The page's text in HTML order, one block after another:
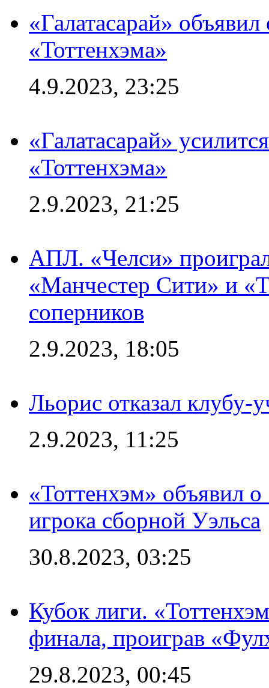
«Галатасарай»
«Тоттенхэма»
4.9.2023, 23:25
«Галатасарай»
«Тоттенхэма»
2.9.2023, 21:25
АПЛ. «Челси»
«Манчестер Сити» и
соперников
2.9.2023, 18:05
Льорис отказал клубу-
2.9.2023, 11:25
«Тоттенхэм» объявил
игрока сборной Уэльса
30.8.2023, 03:25
Кубок лиги.
финала, проиграв
29.8.2023, 00:45